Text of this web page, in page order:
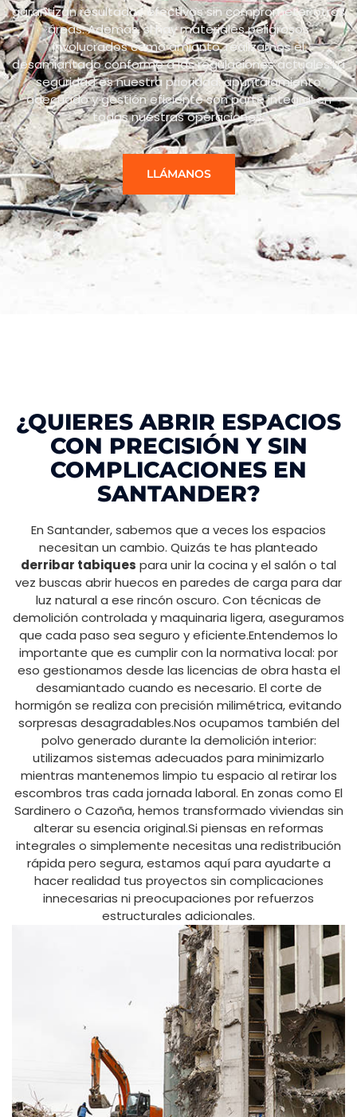
garantizan resultados efectivos sin comprometer otras
áreas. Además, si hay materiales peligrosos
involucrados como amianto, realizamos el
desamiantado conforme a las regulaciones actuales.La
seguridad es nuestra prioridad: apuntalamiento
adecuado y gestión eficiente son parte integral en
todas nuestras operaciones.
LLÁMANOS
¿QUIERES ABRIR ESPACIOS
CON PRECISIÓN Y SIN
COMPLICACIONES EN
SANTANDER?
En Santander, sabemos que a veces los espacios
necesitan un cambio. Quizás te has planteado
derribar tabiques para unir la cocina y el salón o tal
vez buscas abrir huecos en paredes de carga para dar
luz natural a ese rincón oscuro. Con técnicas de
demolición controlada y maquinaria ligera, aseguramos
que cada paso sea seguro y eficiente.Entendemos lo
importante que es cumplir con la normativa local: por
eso gestionamos desde las licencias de obra hasta el
desamiantado cuando es necesario. El corte de
hormigón se realiza con precisión milimétrica, evitando
sorpresas desagradables.Nos ocupamos también del
polvo generado durante la demolición interior:
utilizamos sistemas adecuados para minimizarlo
mientras mantenemos limpio tu espacio al retirar los
escombros tras cada jornada laboral. En zonas como El
Sardinero o Cazoña, hemos transformado viviendas sin
alterar su esencia original.Si piensas en reformas
integrales o simplemente necesitas una redistribución
rápida pero segura, estamos aquí para ayudarte a
hacer realidad tus proyectos sin complicaciones
innecesarias ni preocupaciones por refuerzos
estructurales adicionales.